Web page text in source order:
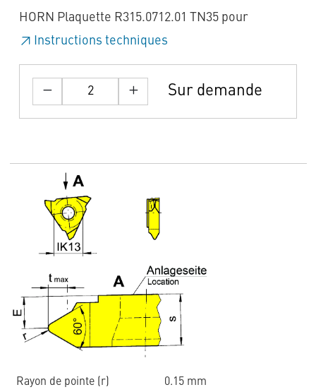
HORN Plaquette R315.0712.01 TN35 pour
Instructions techniques
Sur demande
Rayon de pointe (r) 0.15 mm